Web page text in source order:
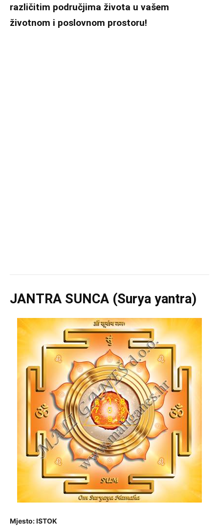
različitim područjima života u vašem
životnom i poslovnom prostoru!
JANTRA SUNCA (Surya yantra)
Mjesto: ISTOK